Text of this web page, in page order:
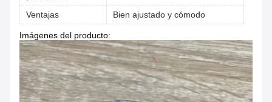
Ventajas Bien ajustado y cómodo
Imágenes del producto: